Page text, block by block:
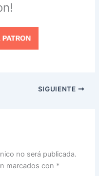
SIGUIENTE
no será publicada.
marcados con *